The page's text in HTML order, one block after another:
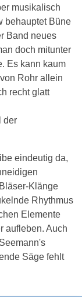
musikalisch
behauptet Büne
Band neues
doch mitunter
Es kann kaum
Rohr allein
recht glatt
der
eindeutig da,
Klänge
Rhythmus
Elemente
aufleben. Auch
Säge fehlt